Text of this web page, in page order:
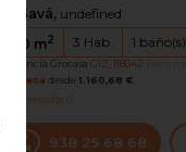
Gavá, undefined
100 m2 3 Hab. 1 baño(s)
Referencia Grocasa G12_118042
Hipoteca desde 1.160,68 €
Interesados0
938 25 68 68